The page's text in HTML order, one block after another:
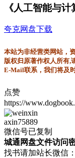
《人工智能与
夸克网盘下载
本站为非经营类网站，
版权归原著作权人所有,
E-Mail联系，我们将及
点赞
https://
axin75889
微信号已复制
城通网盘文件访问
找书请加站长微信